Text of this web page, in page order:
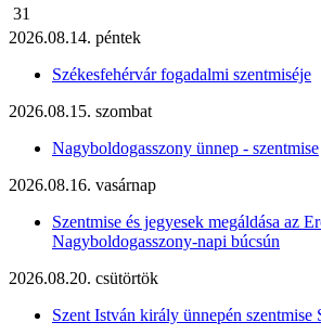
31
2026.08.14. péntek
Székesfehérvár fogadalmi szentmiséje
2026.08.15. szombat
Nagyboldogasszony ünnep - szentmise
2026.08.16. vasárnap
Szentmise és jegyesek megáldása az
Nagyboldogasszony-napi búcsún
2026.08.20. csütörtök
Szent István király ünnepén szentmise